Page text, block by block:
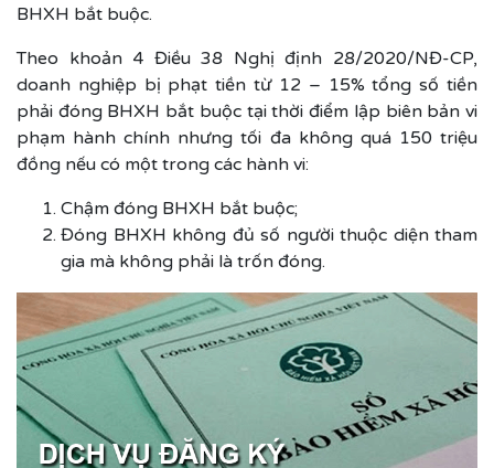
BHXH bắt buộc.
Theo khoản 4 Điều 38 Nghị định 28/2020/NĐ-CP,
doanh nghiệp bị phạt tiền từ 12 – 15% tổng số tiền
phải đóng BHXH bắt buộc tại thời điểm lập biên bản vi
phạm hành chính nhưng tối đa không quá 150 triệu
đồng nếu có một trong các hành vi:
Chậm đóng BHXH bắt buộc;
Đóng BHXH không đủ số người thuộc diện tham
gia mà không phải là trốn đóng.